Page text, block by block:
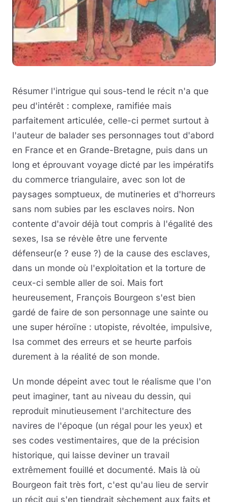
Résumer l'intrigue qui sous-tend le récit n'a que
peu d'intérêt : complexe, ramifiée mais
parfaitement articulée, celle-ci permet surtout à
l'auteur de balader ses personnages tout d'abord
en France et en Grande-Bretagne, puis dans un
long et éprouvant voyage dicté par les impératifs
du commerce triangulaire, avec son lot de
paysages somptueux, de mutineries et d'horreurs
sans nom subies par les esclaves noirs. Non
contente d'avoir déjà tout compris à l'égalité des
sexes, Isa se révèle être une fervente
défenseur(e ? euse ?) de la cause des esclaves,
dans un monde où l'exploitation et la torture de
ceux-ci semble aller de soi. Mais fort
heureusement, François Bourgeon s'est bien
gardé de faire de son personnage une sainte ou
une super héroïne : utopiste, révoltée, impulsive,
Isa commet des erreurs et se heurte parfois
durement à la réalité de son monde.
Un monde dépeint avec tout le réalisme que l'on
peut imaginer, tant au niveau du dessin, qui
reproduit minutieusement l'architecture des
navires de l'époque (un régal pour les yeux) et
ses codes vestimentaires, que de la précision
historique, qui laisse deviner un travail
extrêmement fouillé et documenté. Mais là où
Bourgeon fait très fort, c'est qu'au lieu de servir
un récit qui s'en tiendrait sèchement aux faits et